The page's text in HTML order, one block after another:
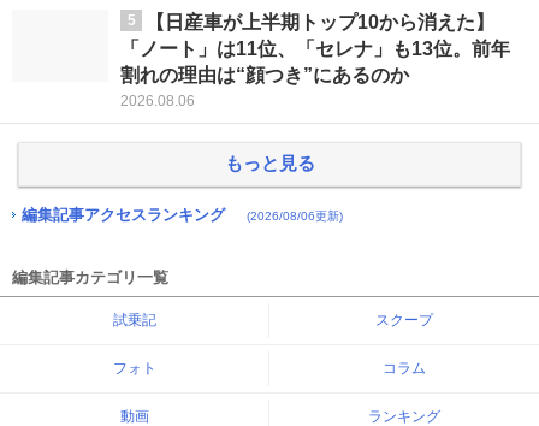
5
【日産車が上半期トップ10から消えた】
「ノート」は11位、「セレナ」も13位。前年
割れの理由は“顔つき”にあるのか
2026.08.06
もっと見る
編集記事アクセスランキング (2026/08/06更新)
編集記事カテゴリ一覧
試乗記 スクープ
フォト コラム
動画 ランキング